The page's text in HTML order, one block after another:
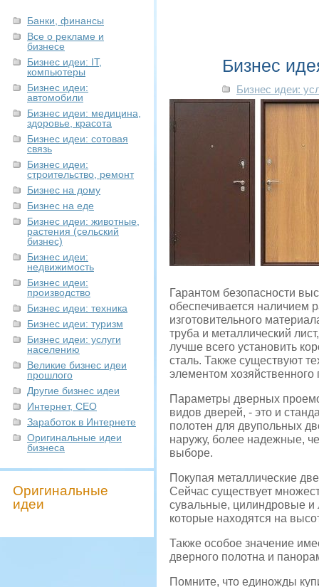
Банки, финансы
Все о рекламе и
бизнесе
Бизнес идеи: IT,
компьютеры
Бизнес идеи:
автомобили
Бизнес идеи: медицина,
здоровье, красота
Бизнес идеи: сотовая
связь
Бизнес идеи:
строительство, ремонт
Бизнес на дому
Бизнес на еде
Бизнес идеи: животные,
растения (сельский
бизнес)
Бизнес идеи:
недвижимость
Бизнес идеи:
производство
Бизнес идеи: техника
Бизнес идеи: туризм
Бизнес идеи: услуги
населению
Великие бизнес идеи
прошлого
Другие бизнес идеи
Интернет, СЕО
Заработок в Интернете
Оригинальные идеи
бизнеса
Оригинальные
идеи
Бизнес
Бизнес идеи:
Гарантом безопасности
обеспечивается наличием
изготовительного
труба и металлический
лучше всего установить
сталь. Также существуют
элементом
Параметры дверных
видов дверей, - это и
полотен для двупольных
наружу, более надежные,
выборе.
Покупая металлические
Сейчас существует
сувальные, цилиндровые и
которые находятся на
Также особое значение
дверного полотна и
Помните, что единожды